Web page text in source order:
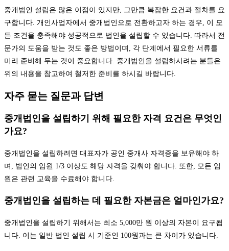
중개법인 설립은 많은 이점이 있지만, 그만큼 복잡한 요건과 절차를 요
구합니다. 개인사업자에서 중개법인으로 전환하고자 하는 경우, 이 모
든 조건을 충족해야 성공적으로 법인을 설립할 수 있습니다. 따라서 전
문가의 도움을 받는 것도 좋은 방법이며, 각 단계에서 필요한 서류를
미리 준비해 두는 것이 중요합니다. 중개법인을 설립하시려는 분들은
위의 내용을 참고하여 철저한 준비를 하시길 바랍니다.
자주 묻는 질문과 답변
중개법인을 설립하기 위해 필요한 자격 요건은 무엇인
가요?
중개법인을 설립하려면 대표자가 공인 중개사 자격증을 보유해야 하
며, 법인의 임원 1/3 이상도 해당 자격을 갖춰야 합니다. 또한, 모든 임
원은 관련 교육을 수료해야 합니다.
중개법인을 설립하는 데 필요한 자본금은 얼마인가요?
중개법인을 설립하기 위해서는 최소 5,000만 원 이상의 자본이 요구됩
니다. 이는 일반 법인 설립 시 기준인 100원과는 큰 차이가 있습니다.